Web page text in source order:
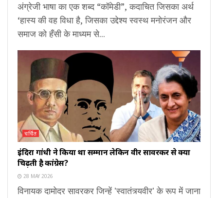
अंग्रेजी भाषा का एक शब्द “कॉमेडी”, कदाचित जिसका अर्थ
‘हास्य की वह विधा है, जिसका उद्देश्य स्वस्थ मनोरंजन और
समाज को हँसी के माध्यम से...
चर्चित
इंदिरा गांधी ने किया था सम्मान लेकिन वीर सावरकर से क्यों
चिढ़ती है कांग्रेस?
28 MAY 2026
विनायक दामोदर सावरकर जिन्हें 'स्वातंत्र्यवीर' के रूप में जाना